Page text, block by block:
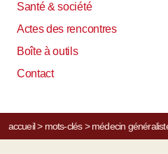
Santé & société
Actes des rencontres
Boîte à outils
Contact
accueil> mots-clés> médecin